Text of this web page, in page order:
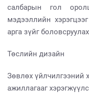
салбарын гол
мэдээллийн
арга зүйг
Төслийн дизайн
Зөвлөх үйлчилгээний
ажиллагааг